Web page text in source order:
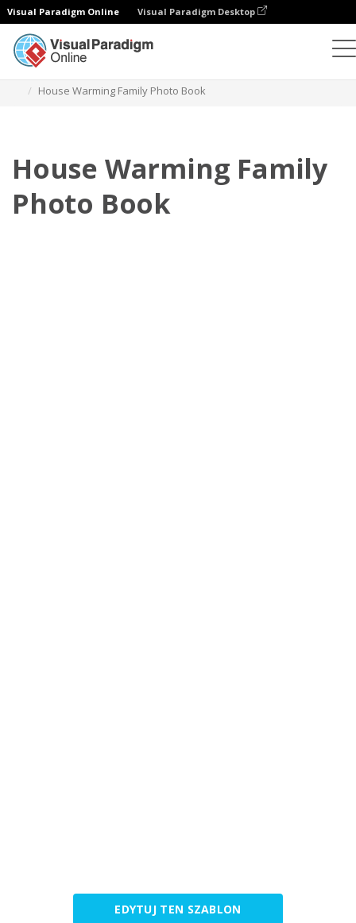
Visual Paradigm Online Visual Paradigm Desktop
House Warming Family Photo Book
House Warming Family
Photo Book
EDYTUJ TEN SZABLON